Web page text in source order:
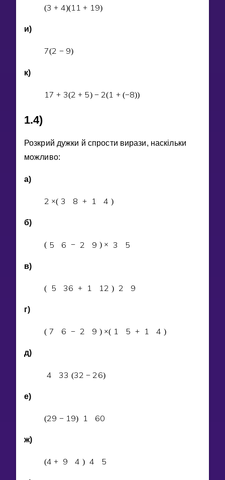
(3 + 4)(11 + 19)
и)
7(2 − 9)
к)
17 + 3(2 + 5) − 2(1 + (−8))
1.4)
Розкрий дужки й спрости вирази, наскiльки
можливо:
а)
2 ×( 3 8 + 1 4 )
б)
( 5 6 − 2 9 ) × 3 5
в)
( 5 36 + 1 12 ) 2 9
г)
( 7 6 − 2 9 ) ×( 1 5 + 1 4 )
д)
4 33 (32 − 2 6)
е)
(29 − 1 9) 1 60
ж)
(4 + 9 4 ) 4 5